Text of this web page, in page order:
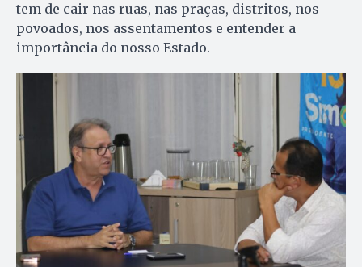
tem de cair nas ruas, nas praças, distritos, nos
povoados, nos assentamentos e entender a
importância do nosso Estado.